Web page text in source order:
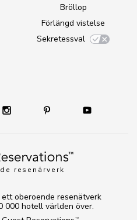
resenärverk
Bröllop
Förlängd vistelse
Sekretessval
TM
ett oberoende resenätverk
000 hotell världen över.